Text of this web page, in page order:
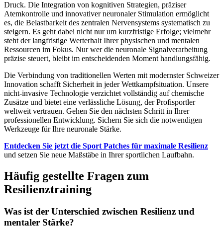
Druck. Die Integration von kognitiven Strategien, präziser
Atemkontrolle und innovativer neuronaler Stimulation ermöglicht
es, die Belastbarkeit des zentralen Nervensystems systematisch zu
steigern. Es geht dabei nicht nur um kurzfristige Erfolge; vielmehr
steht der langfristige Werterhalt Ihrer physischen und mentalen
Ressourcen im Fokus. Nur wer die neuronale Signalverarbeitung
präzise steuert, bleibt im entscheidenden Moment handlungsfähig.
Die Verbindung von traditionellen Werten mit modernster Schweizer
Innovation schafft Sicherheit in jeder Wettkampfsituation. Unsere
nicht-invasive Technologie verzichtet vollständig auf chemische
Zusätze und bietet eine verlässliche Lösung, der Profisportler
weltweit vertrauen. Gehen Sie den nächsten Schritt in Ihrer
professionellen Entwicklung. Sichern Sie sich die notwendigen
Werkzeuge für Ihre neuronale Stärke.
Entdecken Sie jetzt die Sport Patches für maximale Resilienz
und setzen Sie neue Maßstäbe in Ihrer sportlichen Laufbahn.
Häufig gestellte Fragen zum
Resilienztraining
Was ist der Unterschied zwischen Resilienz und
mentaler Stärke?